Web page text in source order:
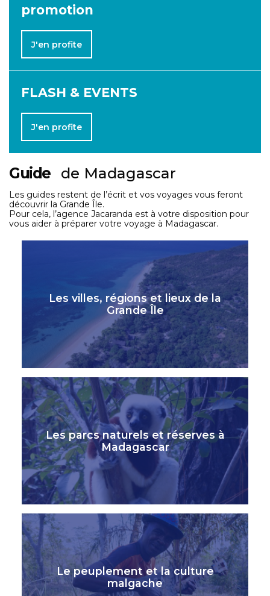
promotion
J'en profite
FLASH & EVENTS
J'en profite
Guide de Madagascar
Les guides restent de l’écrit et vos voyages vous feront
découvrir la Grande Île.
Pour cela, l’agence Jacaranda est à votre disposition pour
vous aider à préparer votre voyage à Madagascar.
Les villes, régions et lieux de la
Grande Île
Les parcs naturels et réserves à
Madagascar
Le peuplement et la culture
malgache